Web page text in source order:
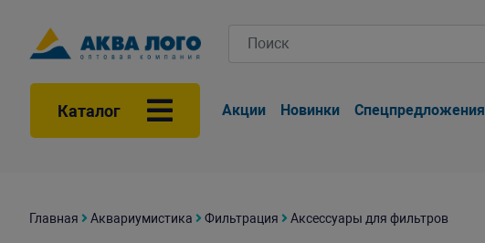
Каталог Акции Новинки Спецпредложения
Главная Аквариумистика Фильтрация Аксессуары для фильтров